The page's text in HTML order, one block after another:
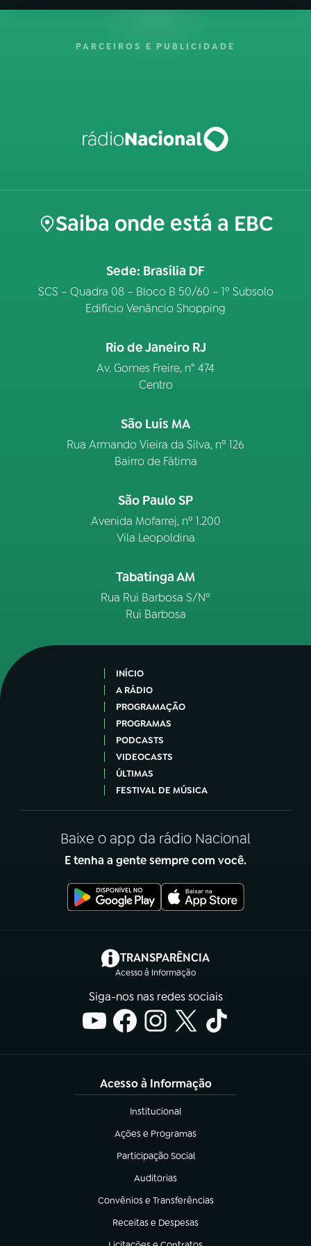
PARCEIROS E PUBLICIDADE
Saiba onde está a EBC
Sede: Brasília DF
SCS – Quadra 08 – Bloco B 50/60 – 1º Subsolo
Edifício Venâncio Shopping
Rio de Janeiro RJ
Av. Gomes Freire, n° 474
Centro
São Luís MA
Rua Armando Vieira da Silva, nº 126
Bairro de Fátima
São Paulo SP
Avenida Mofarrej, nº 1.200
Vila Leopoldina
Tabatinga AM
Rua Rui Barbosa S/Nº
Rui Barbosa
INÍCIO
A RÁDIO
PROGRAMAÇÃO
PROGRAMAS
PODCASTS
VIDEOCASTS
ÚLTIMAS
FESTIVAL DE MÚSICA
Baixe o app da rádio Nacional
E tenha a gente sempre com você.
TRANSPARÊNCIA
Acesso à Informação
(abre em nova aba)
Siga-nos nas redes sociais
Acesso à Informação
Institucional
(abre em nova aba)
Ações e Programas
(abre em nova aba)
Participação Social
(abre em nova aba)
Auditorias
(abre em nova aba)
Convênios e Transferências
(abre em nova aba)
Receitas e Despesas
(abre em nova aba)